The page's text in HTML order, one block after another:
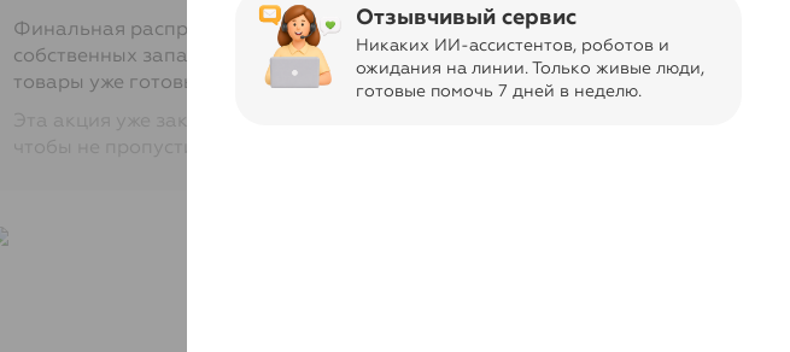
Отзывчивый сервис
Никаких ИИ-ассистентов, роботов и
ожидания на линии. Только живые люди,
готовые помочь 7 дней в неделю.
Финальная распродажа последних экземпляров из
собственных запасов со склада Чики Рики в Москве. Эти
товары уже готовы к отправке покпателям.
Эта акция уже закончилась. Нажмите кнопку «Отметить»,
чтобы не пропустить её в следующий раз.